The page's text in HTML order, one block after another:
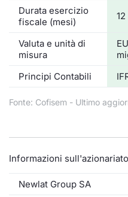
Durata esercizio
fiscale (mesi)
12
Valuta e unità di
misura
Principi Contabili
Fonte: Cofisem - Ultimo
Informazioni sull'azionariato
Newlat Group SA